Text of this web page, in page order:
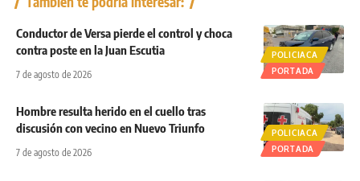
POLICIACA
PORTADA
Conductor de Versa pierde el control y choca
contra poste en la Juan Escutia
7 de agosto de 2026
POLICIACA
PORTADA
Hombre resulta herido en el cuello tras
discusión con vecino en Nuevo Triunfo
7 de agosto de 2026